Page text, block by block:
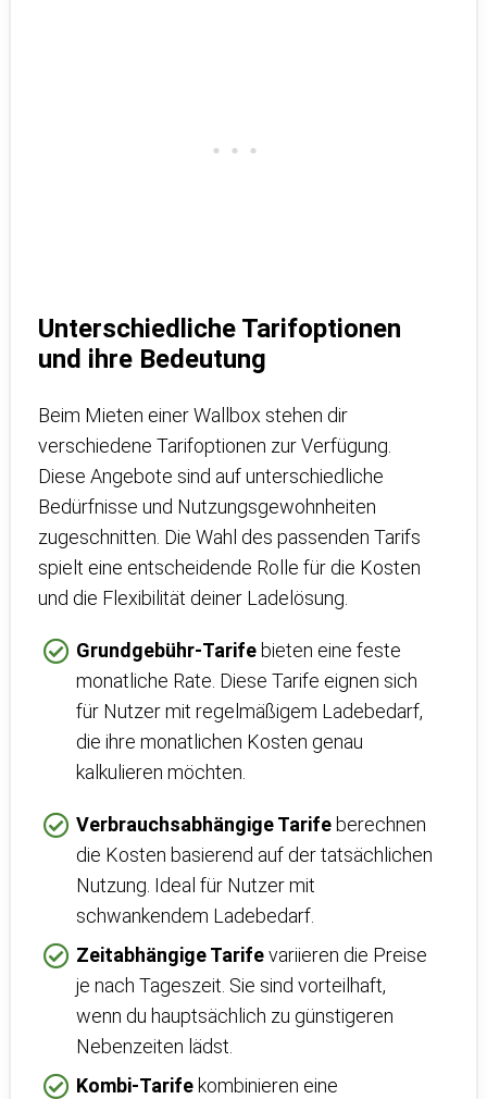
Unterschiedliche Tarifoptionen
und ihre Bedeutung
Beim Mieten einer Wallbox stehen dir
verschiedene Tarifoptionen zur Verfügung.
Diese Angebote sind auf unterschiedliche
Bedürfnisse und Nutzungsgewohnheiten
zugeschnitten. Die Wahl des passenden Tarifs
spielt eine entscheidende Rolle für die Kosten
und die Flexibilität deiner Ladelösung.
Grundgebühr-Tarife bieten eine feste
monatliche Rate. Diese Tarife eignen sich
für Nutzer mit regelmäßigem Ladebedarf,
die ihre monatlichen Kosten genau
kalkulieren möchten.
Verbrauchsabhängige Tarife berechnen
die Kosten basierend auf der tatsächlichen
Nutzung. Ideal für Nutzer mit
schwankendem Ladebedarf.
Zeitabhängige Tarifevariieren die Preise
je nach Tageszeit. Sie sind vorteilhaft,
wenn du hauptsächlich zu günstigeren
Nebenzeiten lädst.
Kombi-Tarife kombinieren eine